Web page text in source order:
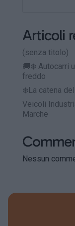
Articoli
(senza titolo)
🚚❄️ Autocarri
freddo
❄️La catena
Veicoli
Marche
Nessun